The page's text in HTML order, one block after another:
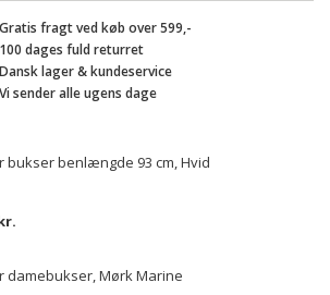
Gratis fragt ved køb over 599,-
100 dages fuld returret
Dansk lager & kundeservice
Vi sender alle ugens dage
bukser benlængde 93 cm, Hvid
damebukser, Mørk Marine